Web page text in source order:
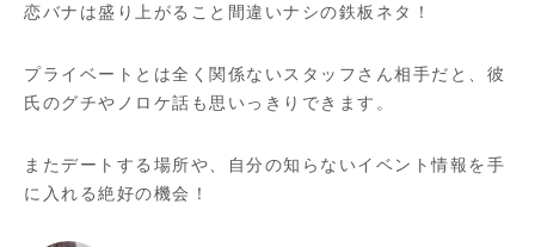
恋バナは盛り上がること間違いナシの鉄板ネタ！
プライベートとは全く関係ないスタッフさん相手だと、彼
氏のグチやノロケ話も思いっきりできます。
またデートする場所や、自分の知らないイベント情報を手
に入れる絶好の機会！